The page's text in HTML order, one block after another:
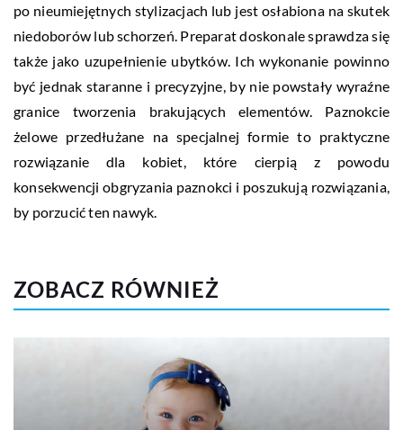
po nieumiejętnych stylizacjach lub jest osłabiona na skutek
niedoborów lub schorzeń. Preparat doskonale sprawdza się
także jako uzupełnienie ubytków. Ich wykonanie powinno
być jednak staranne i precyzyjne, by nie powstały wyraźne
granice tworzenia brakujących elementów. Paznokcie
żelowe przedłużane na specjalnej formie to praktyczne
rozwiązanie dla kobiet, które cierpią z powodu
konsekwencji obgryzania paznokci i poszukują rozwiązania,
by porzucić ten nawyk.
ZOBACZ RÓWNIEŻ